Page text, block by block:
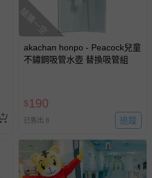
搶購一空
akachan honpo - Peacock兒童
不鏽鋼吸管水壺 替換吸管組
$190
已售出 8 追蹤